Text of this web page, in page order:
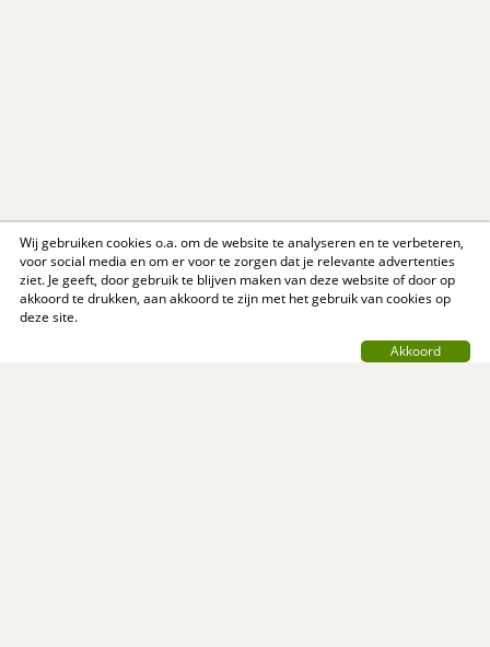
Wij gebruiken cookies o.a. om de website te analyseren en te verbeteren,
voor social media en om er voor te zorgen dat je relevante advertenties
ziet. Je geeft, door gebruik te blijven maken van deze website of door op
akkoord te drukken, aan akkoord te zijn met het gebruik van cookies op
deze site.
Akkoord